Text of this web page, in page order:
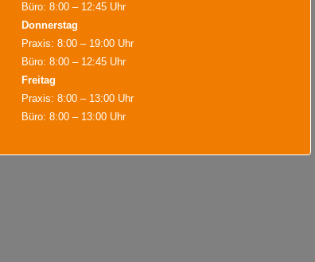
Büro: 8:00 – 12:45 Uhr
Donnerstag
Praxis: 8:00 – 19:00 Uhr
Büro: 8:00 – 12:45 Uhr
Freitag
Praxis: 8:00 – 13:00 Uhr
Büro: 8:00 – 13:00 Uhr